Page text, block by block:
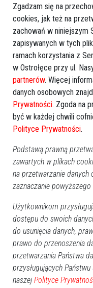
gdzie po raz pierwszy
byłego dyrektora
GOOGLE NEWS
Obserwuj nas i
Dodaj eOstroleka do
Więcej o:Robert
Zgadzam się na
cookies, jak też na
zachowań w niniejszym
zapisywanych w tych
ramach korzystania z
w Ostrołęce przy ul.
partnerów. Więcej
danych osobowych
Prywatności. Zgoda na
być w każdej chwili
Polityce Prywatności.
Podstawą prawną
zawartych w plikach
na przetwarzanie
zaznaczanie
Użytkownikom
dostępu do swoich
do usunięcia danych,
prawo do przenoszenia
przetwarzania Państwa
przysługujących
naszej Polityce